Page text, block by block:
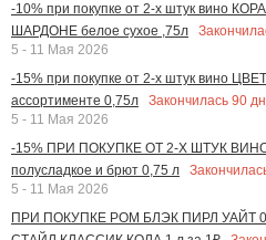
-10% при покупке от 2-х штук вино
ШАРДОНЕ белое сухое ,75л
5 - 11 Мая 2026
-15% при покупке от 2-х штук вино
ассортименте 0,75л
Закончилась 90
5 - 11 Мая 2026
-15% ПРИ ПОКУПКЕ ОТ 2-Х ШТУК
полусладкое и брют 0,75 л
5 - 11 Мая 2026
ПРИ ПОКУПКЕ РОМ БЛЭК ПИРЛ УАЙТ